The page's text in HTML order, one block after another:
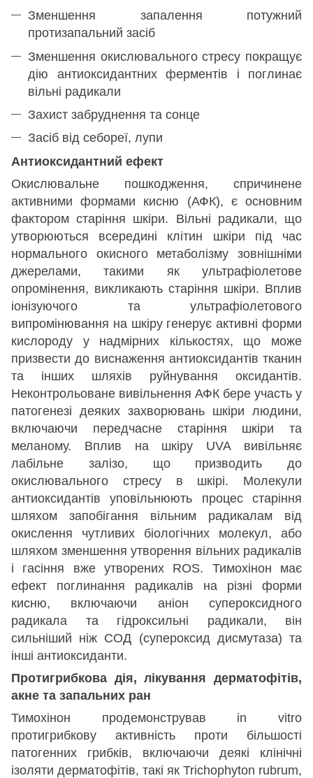
Зменшення запалення потужний
протизапальний засіб
Зменшення окислювального стресу покращує
дію антиоксидантних ферментів і поглинає
вільні радикали
Захист забруднення та сонце
Засіб від себореї, лупи
Антиоксидантний ефект
Окислювальне пошкодження, спричинене
активними формами кисню (АФК), є основним
фактором старіння шкіри. Вільні радикали, що
утворюються всередині клітин шкіри під час
нормального окисного метаболізму зовнішніми
джерелами, такими як ультрафіолетове
опромінення, викликають старіння шкіри. Вплив
іонізуючого та ультрафіолетового
випромінювання на шкіру генерує активні форми
кислороду у надмірних кількостях, що може
призвести до виснаження антиоксидантів тканин
та інших шляхів руйнування оксидантів.
Неконтрольоване вивільнення АФК бере участь у
патогенезі деяких захворювань шкіри людини,
включаючи передчасне старіння шкіри та
меланому. Вплив на шкіру UVA вивільняє
лабільне залізо, що призводить до
окислювального стресу в шкірі. Молекули
антиоксидантів уповільнюють процес старіння
шляхом запобігання вільним радикалам від
окислення чутливих біологічних молекул, або
шляхом зменшення утворення вільних радикалів
і гасіння вже утворених ROS. Тимохінон має
ефект поглинання радикалів на різні форми
кисню, включаючи аніон супероксидного
радикала та гідроксильні радикали, він
сильніший ніж СОД (супероксид дисмутаза) та
інші антиоксиданти.
Протигрибкова дія, лікування дерматофітів,
акне та запальних ран
Тимохінон продемонстрував in vitro
протигрибкову активність проти більшості
патогенних грибків, включаючи деякі клінічні
ізоляти дерматофітів, такі як Trichophyton rubrum,